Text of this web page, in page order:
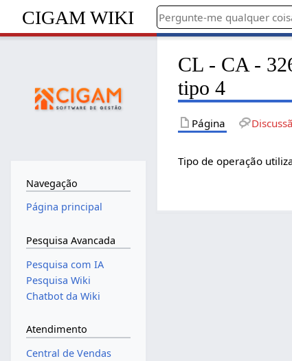
CIGAM WIKI
CL - CA -
tipo 4
Página
Tipo de operação
Navegação
Página principal
Pesquisa Avancada
Pesquisa com IA
Pesquisa Wiki
Chatbot da Wiki
Atendimento
Central de Vendas